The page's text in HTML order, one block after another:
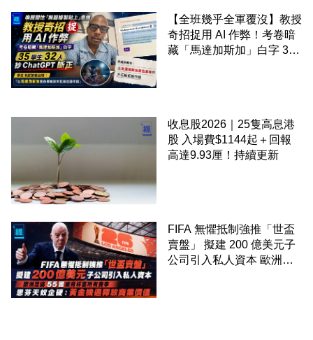
【全班幾乎全軍覆沒】教授
奇招捉用 AI 作弊！考卷暗
藏「馬達加斯加」白字 35
收息股2026｜25隻高息港
股 入場費$1144起＋回報
高達9.93厘！持續更新
FIFA 無懼抵制強推「世盃
賣盤」 擬建 200 億美元子
公司引入私人資本 歐洲足